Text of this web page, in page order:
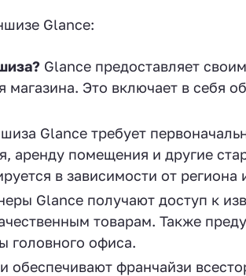
Glance:
Glance предоставляет
магазина. Это включает в себя
Glance требует
аренду помещения и другие
в зависимости от
Glance получают доступ к
товарам. Также
головного офиса.
обеспечивают франчайзи